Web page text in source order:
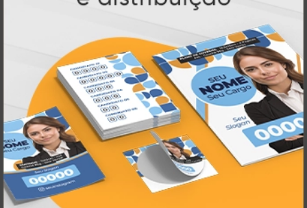
Papéis Timbrados
A partir de:
R$ 67,00
100 un.